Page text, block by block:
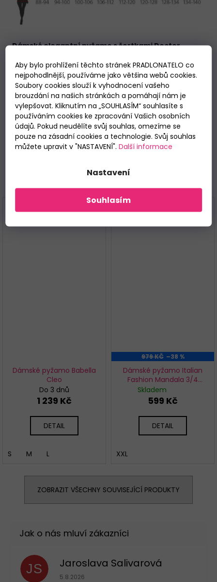
Aby bylo prohlížení těchto stránek PRADLONATELO co
nejpohodlnější, používáme jako většina webů cookies.
Soubory cookies slouží k vyhodnocení vašeho
brouzdání na našich stránkách a pomáhají nám je
vylepšovat. Kliknutím na „SOUHLASÍM“ souhlasíte s
používáním cookies ke zpracování Vašich osobních
údajů. Pokud neudělíte svůj souhlas, omezíme se
pouze na zásadní cookies a technologie. Svůj souhlas
můžete upravit v "NASTAVENÍ". Další informace
Nastavení
Souhlasím
Dámské elegantní pyžamo s šortkami Doctor
.Dámské pyžamo s krátkým rukávemmá kostkované
šortky s pohodlnými kapsami. Měkké a na dotek
příjemné pyžamo zajistí pohodlí během spánku.
je vhodné i na denní nošení.
Materiálové složení:100% bavlna.
Dámské pyžamo Babella
Cleo
Do 3 dnů
1 239 Kč
DETAIL
S M L
ZLEVNĚNO %
979 KČ –38 %
Dámské pyžamo Italian
Fashion Mandala 3/4
petrolej
Skladem
599 Kč
DETAIL
XXL
ZOBRAZIT VŠECHNY SOUVISEJÍCÍ PRODUKTY
JS Jaroslava Salivarová
Hodnocení obchodu je 5 z 5 hvězdiček.
5.8.2026